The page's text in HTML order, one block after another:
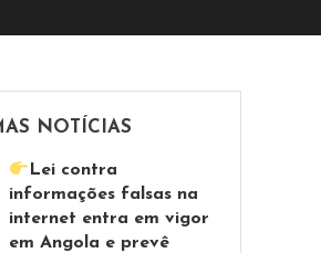
NOTÍCIAS
Lei contra
informações falsas na
internet entra em vigor
em Angola e prevê